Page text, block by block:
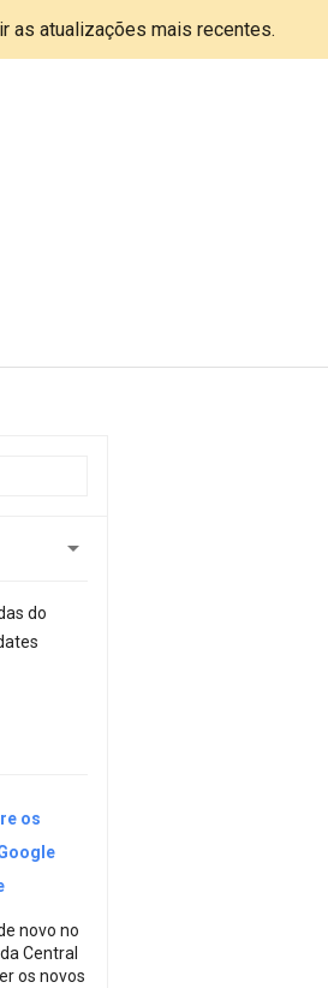
as atualizações mais recentes.

do
os
novo no
Central
os novos